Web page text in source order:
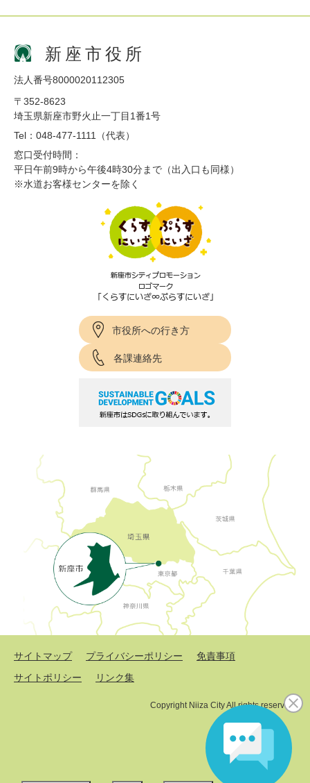
新座市役所
法人番号8000020112305
〒352-8623
埼玉県新座市野火止一丁目1番1号
Tel：048-477-1111（代表）
窓口受付時間：
平日午前9時から午後4時30分まで（出入口も同様）
※水道お客様センターを除く
市役所への行き方
各課連絡先
サイトマップ プライバシーポリシー
免責事項
サイトポリシー
リンク集
Copyright Niiza City All rights reserved.